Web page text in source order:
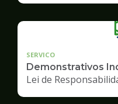
SERVICO
Demonstrativos
Lei de